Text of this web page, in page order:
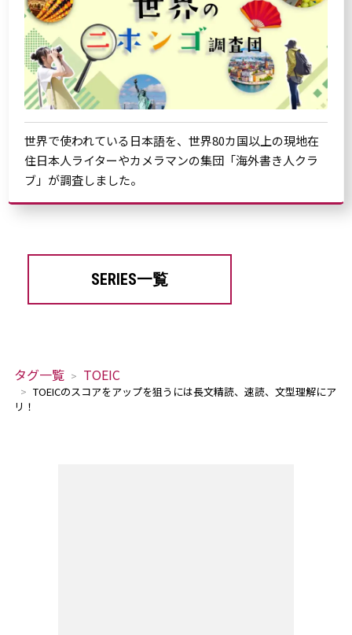
世界で使われている日本語を、世界80カ国以上の現地在
住日本人ライターやカメラマンの集団「海外書き人クラ
ブ」が調査しました。
SERIES一覧
タグ一覧 TOEIC
TOEICのスコアをアップを狙うには長文精読、速読、文型理解にア
リ！